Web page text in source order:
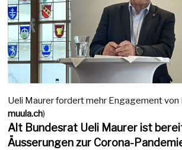
Ueli Maurer fordert mehr Engagement von
muula.ch)
Alt Bundesrat Ueli Maurer ist
Äusserungen zur Corona-